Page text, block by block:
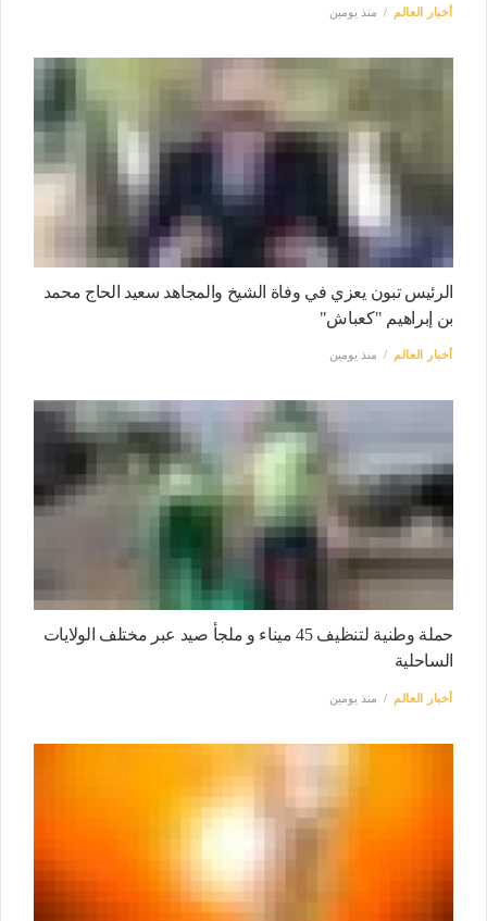
أخبار العالم منذ يومين
الرئيس تبون يعزي في وفاة الشيخ والمجاهد سعيد الحاج محمد
بن إبراهيم "كعباش"
أخبار العالم منذ يومين
حملة وطنية لتنظيف 45 ميناء و ملجأ صيد عبر مختلف الولايات
الساحلية
أخبار العالم منذ يومين